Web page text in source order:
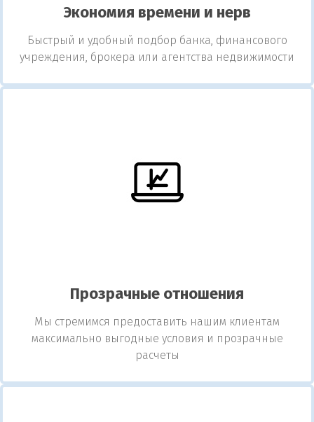
Экономия времени и нерв
Быстрый и удобный подбор банка, финансового
учреждения, брокера или агентства недвижимости
Прозрачные отношения
Мы стремимся предоставить нашим клиентам
максимально выгодные условия и прозрачные
расчеты